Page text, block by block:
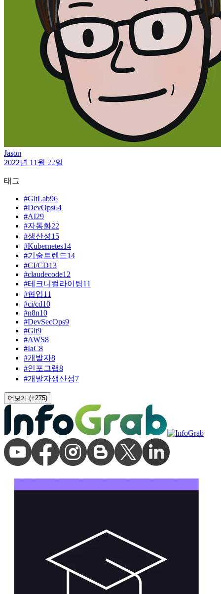
Jason
2022년 11월 22일
태그
#GitLab96
#DevOps64
#AI29
#자동화22
#생산성15
#Kubernetes14
#기술트렌드14
#CI/CD13
#claudecode12
#테크니컬라이팅11
#협업11
#ci/cd10
#n8n10
#DevSecOps9
#Git9
#AWS8
#IaC8
#개발자8
#인포그랩8
#개발자생산성7
더보기 (+275)